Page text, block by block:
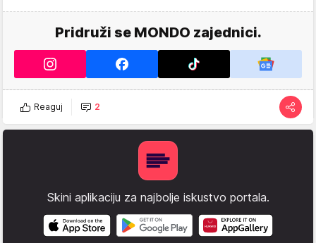
Pridruži se MONDO zajednici.
Reaguj 2
Skini aplikaciju za najbolje iskustvo portala.